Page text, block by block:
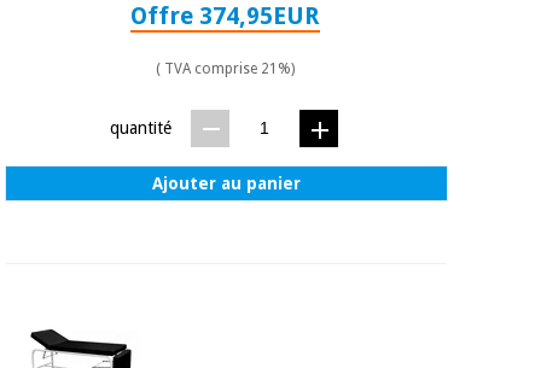
Offre 374,95EUR
( TVA comprise 21%)
quantité
Ajouter au panier